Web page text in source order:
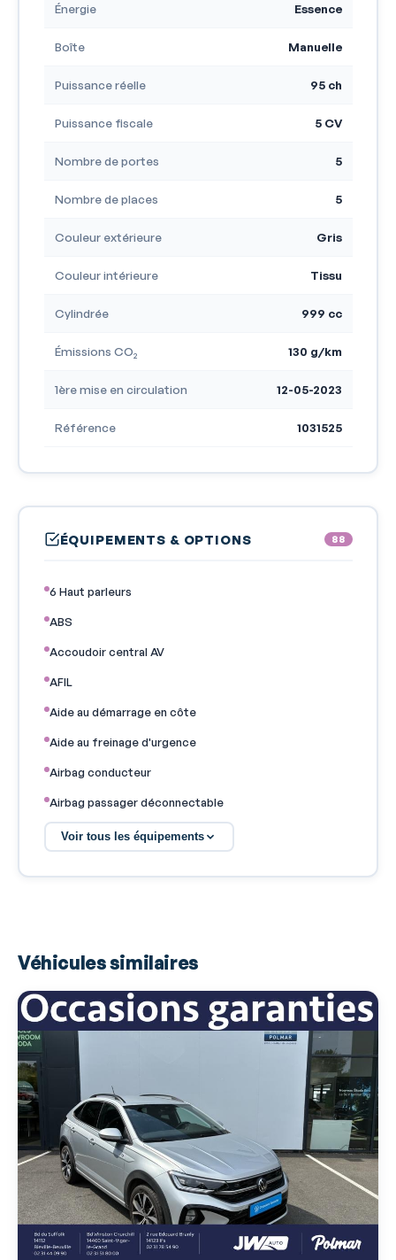
Énergie Essence
Boîte Manuelle
Puissance réelle 95 ch
Puissance fiscale 5 CV
Nombre de portes 5
Nombre de places 5
Couleur extérieure Gris
Couleur intérieure Tissu
Cylindrée 999 cc
Émissions CO₂ 130 g/km
1ère mise en circulation 12-05-2023
Référence 1031525
ÉQUIPEMENTS & OPTIONS 88
6 Haut parleurs
ABS
Accoudoir central AV
AFIL
Aide au démarrage en côte
Aide au freinage d'urgence
Airbag conducteur
Airbag passager déconnectable
Airbags latéraux avant
Appel d'Urgence Localisé
Assistance de maintien de trajectoire
Bacs de portes arrière
Bacs de portes avant
Banquette 1/3-2/3
Banquette AR rabattable
Banquette arrière 3 places
Banquette coulissante
Barres de toit
Becquet arrière
Voir tous les équipements
Véhicules similaires